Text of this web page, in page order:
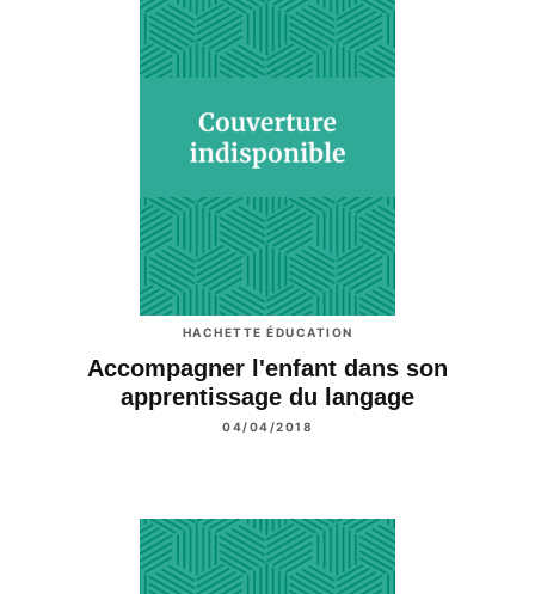
HACHETTE ÉDUCATION
Accompagner l'enfant dans son
apprentissage du langage
04/04/2018